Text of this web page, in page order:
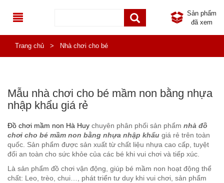
Sản phẩm
đã xem
TRANG CHỦ
ĐỒ CHƠI NGOÀI TRỜI
NHÀ KHỐI LIÊN HOÀN NGOÀI TRỜI
THÚ NHÚN LÒ XO CHO BÉ
BẬP BÊNH NGOÀI TRỜI
TB THỂ THAO NGOÀI TRỜI
THIẾT BỊ THỂ THAO NGOÀI TRỜI PHỔ THÔNG
THIẾT BỊ THỂ DỤC NGOÀI TRỜI ĐA NĂNG
KHU VUI CHƠI LIÊN HOÀN
NHÀ LIÊN HOÀN TRONG NHÀ
ĐỒ CHƠI NHẬP KHẨU
SẢN PHẨM MỚI
SẢN PHẨM KHUYẾN MÃI
TIN TỨC
TIN KHUYẾN MÃI
LIÊN HỆ
Trang chủ > Nhà chơi cho bé
Mẫu nhà chơi cho bé mầm non bằng nhựa
nhập khẩu giá rẻ
Đồ chơi mầm non Hà Huy chuyên phân phối sản phẩm nhà đồ
chơi cho bé mầm non bằng nhựa nhập khẩu giá rẻ trên toàn
quốc. Sản phẩm được sản xuất từ chất liệu nhựa cao cấp, tuyệt
đối an toàn cho sức khỏe của các bé khi vui chơi và tiếp xúc.
Là sản phẩm đồ chơi vận động, giúp bé mầm non hoạt động thể
chất: Leo, trèo, chui…, phát triển tư duy khi vui chơi, sản phẩm